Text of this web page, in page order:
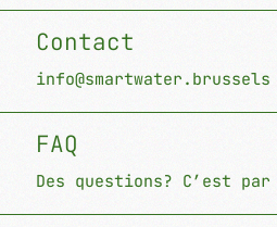
Contact
info@smartwater.brussels
FAQ
Des questions? C’est